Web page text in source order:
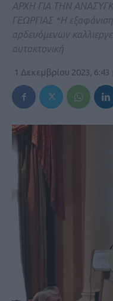
ΑΡΧΗ ΓΙΑ ΤΗΝ
ΓΕΩΡΓΙΑΣ *Η
αρδευόμενων
αυτοκτονική
1 Δεκεμβρίου 2023, 6:43